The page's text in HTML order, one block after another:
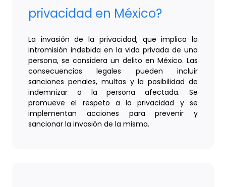
privacidad en México?
La invasión de la privacidad, que implica la
intromisión indebida en la vida privada de una
persona, se considera un delito en México. Las
consecuencias legales pueden incluir
sanciones penales, multas y la posibilidad de
indemnizar a la persona afectada. Se
promueve el respeto a la privacidad y se
implementan acciones para prevenir y
sancionar la invasión de la misma.